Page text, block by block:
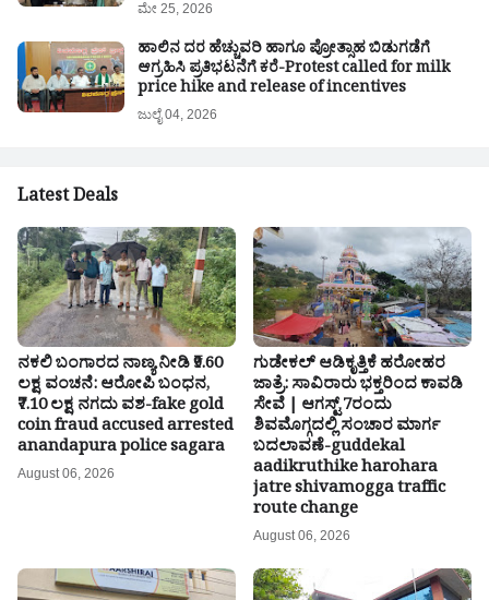
ಮೇ 25, 2026
ಹಾಲಿನ ದರ ಹೆಚ್ಚುವರಿ ಹಾಗೂ ಪ್ರೋತ್ಸಾಹ ಬಿಡುಗಡೆಗೆ
ಆಗ್ರಹಿಸಿ ಪ್ರತಿಭಟನೆಗೆ ಕರೆ-Protest called for milk
price hike and release of incentives
ಜುಲೈ 04, 2026
Latest Deals
ನಕಲಿ ಬಂಗಾರದ ನಾಣ್ಯ ನೀಡಿ ₹9.60
ಲಕ್ಷ ವಂಚನೆ: ಆರೋಪಿ ಬಂಧನ,
₹7.10 ಲಕ್ಷ ನಗದು ವಶ-fake gold
coin fraud accused arrested
anandapura police sagara
August 06, 2026
ಗುಡೇಕಲ್ ಆಡಿಕೃತ್ತಿಕೆ ಹರೋಹರ
ಜಾತ್ರೆ: ಸಾವಿರಾರು ಭಕ್ತರಿಂದ ಕಾವಡಿ
ಸೇವೆ | ಆಗಸ್ಟ್ 7ರಂದು
ಶಿವಮೊಗ್ಗದಲ್ಲಿ ಸಂಚಾರ ಮಾರ್ಗ
ಬದಲಾವಣೆ-guddekal
aadikruthike harohara
jatre shivamogga traffic
route change
August 06, 2026